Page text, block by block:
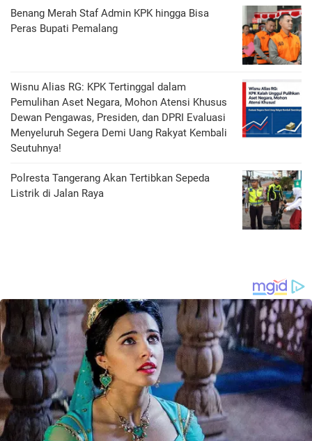
Benang Merah Staf Admin KPK hingga Bisa
Peras Bupati Pemalang
Wisnu Alias RG: KPK Tertinggal dalam
Pemulihan Aset Negara, Mohon Atensi Khusus
Dewan Pengawas, Presiden, dan DPRI Evaluasi
Menyeluruh Segera Demi Uang Rakyat Kembali
Seutuhnya!
Polresta Tangerang Akan Tertibkan Sepeda
Listrik di Jalan Raya